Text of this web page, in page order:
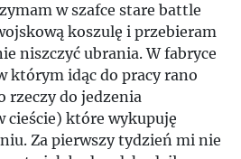
w szafce stare battle
koszulę i przebieram
niszczyć ubrania. W fabryce
którym idąc do pracy rano
rzeczy do jedzenia
cieście) które wykupuję
Za pierwszy tydzień mi nie